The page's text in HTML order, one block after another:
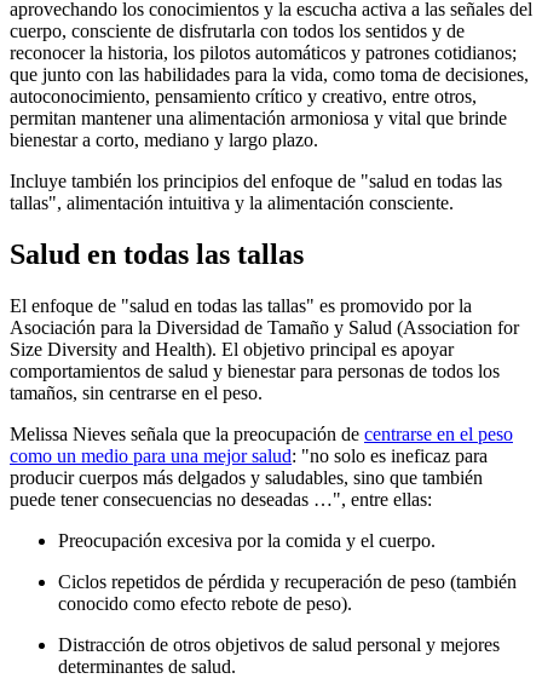
aprovechando los conocimientos y la escucha activa a las señales del
cuerpo, consciente de disfrutarla con todos los sentidos y de
reconocer la historia, los pilotos automáticos y patrones cotidianos;
que junto con las habilidades para la vida, como toma de decisiones,
autoconocimiento, pensamiento crítico y creativo, entre otros,
permitan mantener una alimentación armoniosa y vital que brinde
bienestar a corto, mediano y largo plazo.
Incluye también los principios del enfoque de "salud en todas las
tallas", alimentación intuitiva y la alimentación consciente.
Salud en todas las tallas
El enfoque de "salud en todas las tallas" es promovido por la
Asociación para la Diversidad de Tamaño y Salud (Association for
Size Diversity and Health). El objetivo principal es apoyar
comportamientos de salud y bienestar para personas de todos los
tamaños, sin centrarse en el peso.
Melissa Nieves señala que la preocupación de centrarse en el peso
como un medio para una mejor salud: "no solo es ineficaz para
producir cuerpos más delgados y saludables, sino que también
puede tener consecuencias no deseadas …", entre ellas:
Preocupación excesiva por la comida y el cuerpo.
Ciclos repetidos de pérdida y recuperación de peso (también
conocido como efecto rebote de peso).
Distracción de otros objetivos de salud personal y mejores
determinantes de salud.